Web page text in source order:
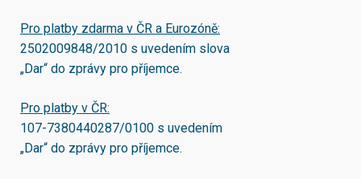
Pro platby zdarma v ČR a Eurozóně:
2502009848/2010 s uvedením slova
„Dar“ do zprávy pro příjemce.
Pro platby v ČR:
107-7380440287/0100 s uvedením
„Dar“ do zprávy pro příjemce.